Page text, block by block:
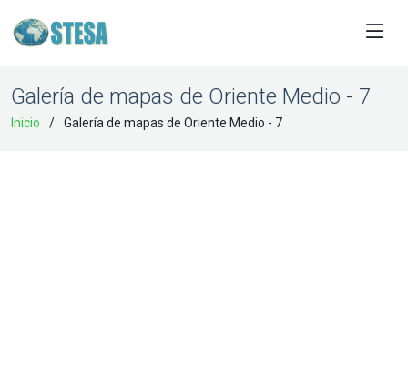
Galería de mapas de Oriente Medio - 7
Inicio Galería de mapas de Oriente Medio - 7